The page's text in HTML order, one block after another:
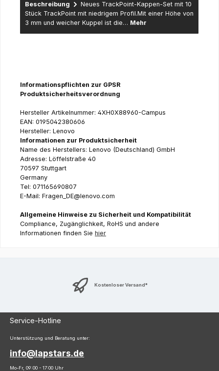
Beschreibung
Neues TrackPoint-Kappen-Set mit 10
Stück TrackPoint mit niedrigem Profil.Mit einer Höhe von
3 mm und weicher Kuppel ist die… Mehr
Informationspflichten zur GPSR
Produktsicherheitsverordnung
Hersteller Artikelnummer: 4XH0X88960-Campus
EAN: 0195042380606
Hersteller: Lenovo
Informationen zur Produktsicherheit
Name des Herstellers: Lenovo (Deutschland) GmbH
Adresse: Löffelstraße 40
70597 Stuttgart
Germany
Tel: 071165690807
E-Mail: Fragen_DE@lenovo.com
Allgemeine Hinweise zu Sicherheit und Kompatibilität
Compliance, Zugänglichkeit, RoHS und andere
Informationen finden Sie hier
Kostenloser Versand*
Service-Hotline
Unterstützung und Beratung unter:
info@lapstars.de
Mo-Fr, 09:00 - 17:00 Uhr